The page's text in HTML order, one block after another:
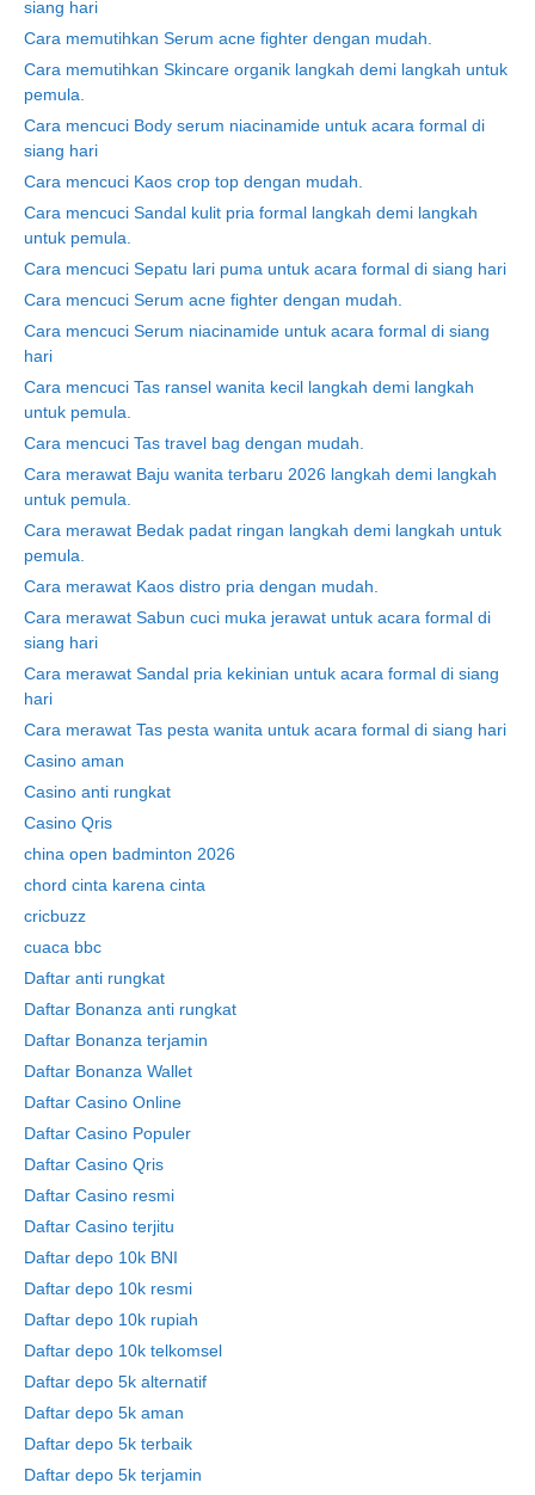
siang hari
Cara memutihkan Serum acne fighter dengan mudah.
Cara memutihkan Skincare organik langkah demi langkah untuk
pemula.
Cara mencuci Body serum niacinamide untuk acara formal di
siang hari
Cara mencuci Kaos crop top dengan mudah.
Cara mencuci Sandal kulit pria formal langkah demi langkah
untuk pemula.
Cara mencuci Sepatu lari puma untuk acara formal di siang hari
Cara mencuci Serum acne fighter dengan mudah.
Cara mencuci Serum niacinamide untuk acara formal di siang
hari
Cara mencuci Tas ransel wanita kecil langkah demi langkah
untuk pemula.
Cara mencuci Tas travel bag dengan mudah.
Cara merawat Baju wanita terbaru 2026 langkah demi langkah
untuk pemula.
Cara merawat Bedak padat ringan langkah demi langkah untuk
pemula.
Cara merawat Kaos distro pria dengan mudah.
Cara merawat Sabun cuci muka jerawat untuk acara formal di
siang hari
Cara merawat Sandal pria kekinian untuk acara formal di siang
hari
Cara merawat Tas pesta wanita untuk acara formal di siang hari
Casino aman
Casino anti rungkat
Casino Qris
china open badminton 2026
chord cinta karena cinta
cricbuzz
cuaca bbc
Daftar anti rungkat
Daftar Bonanza anti rungkat
Daftar Bonanza terjamin
Daftar Bonanza Wallet
Daftar Casino Online
Daftar Casino Populer
Daftar Casino Qris
Daftar Casino resmi
Daftar Casino terjitu
Daftar depo 10k BNI
Daftar depo 10k resmi
Daftar depo 10k rupiah
Daftar depo 10k telkomsel
Daftar depo 5k alternatif
Daftar depo 5k aman
Daftar depo 5k terbaik
Daftar depo 5k terjamin